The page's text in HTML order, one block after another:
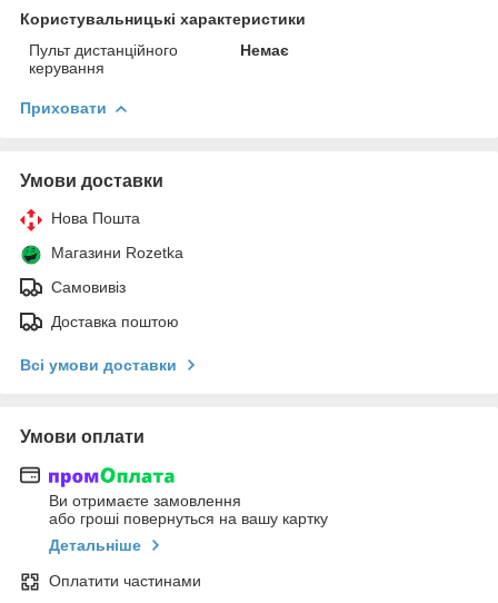
Користувальницькі характеристики
Пульт дистанційного
керування
Немає
Приховати
Умови доставки
Нова Пошта
Магазини Rozetka
Самовивіз
Доставка поштою
Всі умови доставки
Умови оплати
Ви отримаєте замовлення
або гроші повернуться на вашу картку
Детальніше
Оплатити частинами